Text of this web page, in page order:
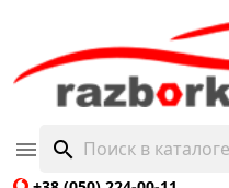
 search